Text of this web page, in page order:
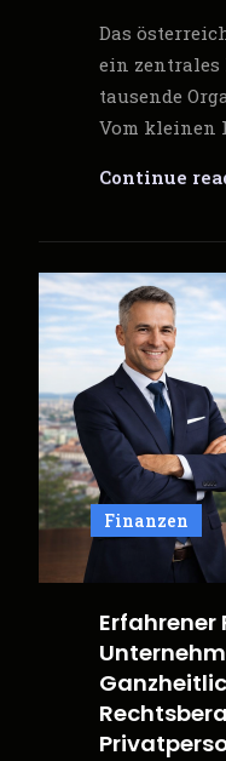
Das
ein
tausende
Vom kleinen
Continue
Finanzen